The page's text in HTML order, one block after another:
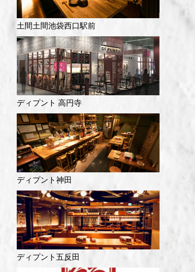
土間土間池袋西口駅前
ディプント 高円寺
ディプント神田
ディプント五反田